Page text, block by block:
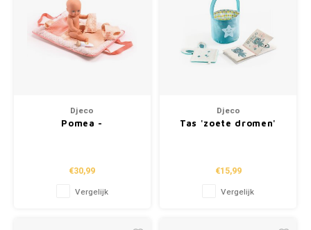
Djeco
Pomea -
€30,99
Vergelijk
Djeco
Tas 'zoete dromen'
€15,99
Vergelijk